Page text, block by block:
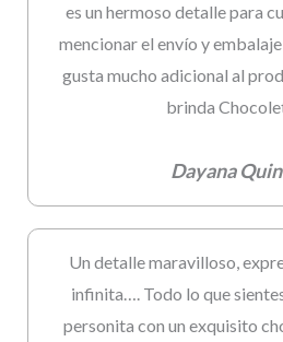
es un hermoso detalle para
mencionar el envío y
gusta mucho adicional al
brinda
Dayana
Un detalle maravilloso,
infinita…. Todo lo que
personita con un exquisito